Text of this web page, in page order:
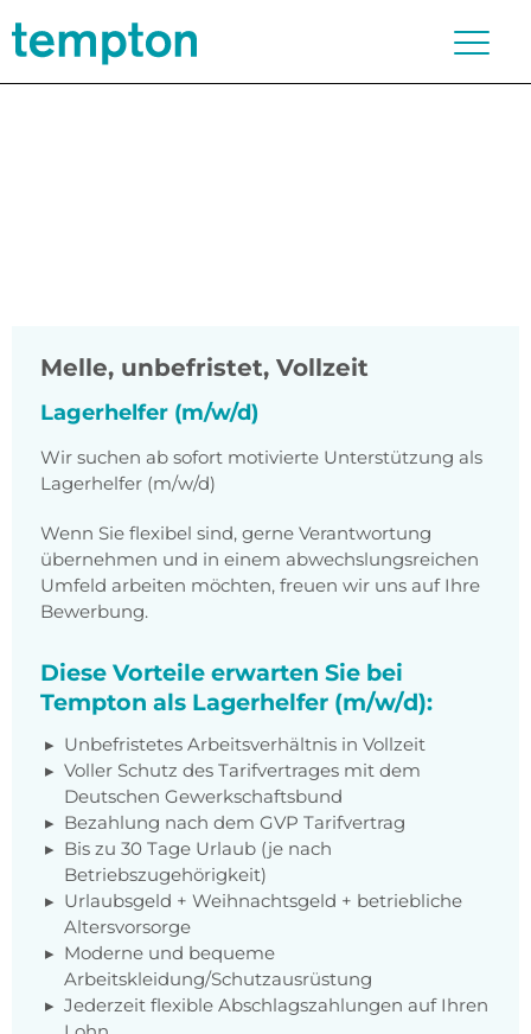
Melle, unbefristet, Vollzeit
Lagerhelfer (m/w/d)
Wir suchen ab sofort motivierte Unterstützung als
Lagerhelfer (m/w/d)
Wenn Sie flexibel sind, gerne Verantwortung
übernehmen und in einem abwechslungsreichen
Umfeld arbeiten möchten, freuen wir uns auf Ihre
Bewerbung.
Diese Vorteile erwarten Sie bei
Tempton als Lagerhelfer (m/w/d):
Unbefristetes Arbeitsverhältnis in Vollzeit
Voller Schutz des Tarifvertrages mit dem
Deutschen Gewerkschaftsbund
Bezahlung nach dem GVP Tarifvertrag
Bis zu 30 Tage Urlaub (je nach
Betriebszugehörigkeit)
Urlaubsgeld + Weihnachtsgeld + betriebliche
Altersvorsorge
Moderne und bequeme
Arbeitskleidung/Schutzausrüstung
Jederzeit flexible Abschlagszahlungen auf Ihren